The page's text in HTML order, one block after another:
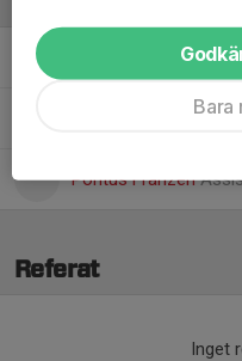
Pontus Franzén
Referat
Inget
Bara